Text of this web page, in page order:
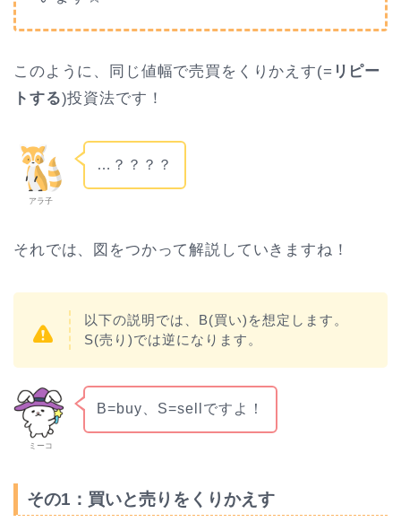
このように、同じ値幅で売買をくりかえす(= リピー
トする)投資法です！
アラ子
…？？？？
それでは、図をつかって解説していきますね！
以下の説明では、B(買い)を想定します。
S(売り)では逆になります。
ミーコ
B=buy、S=sellですよ！
その1：買いと売りをくりかえす